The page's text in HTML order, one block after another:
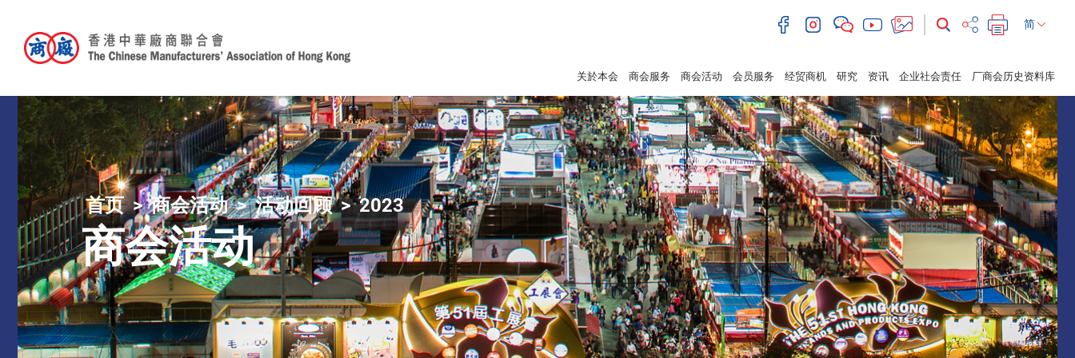
简
关於本会 商会服务 商会活动 会员服务 经贸商机 研究 资讯 企业社会责任 厂商会历史资料库
首页 商会活动 活动回顾 2023
商会活动